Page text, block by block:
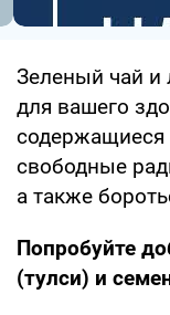
Зеленый чай и
для вашего
содержащиеся
свободные
а также
Попробуйте
(тулси) и